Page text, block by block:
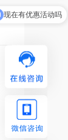
现在有优惠活动吗